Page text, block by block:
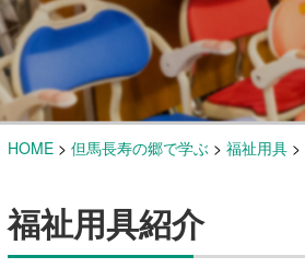
HOME > 但馬長寿の郷で学ぶ > 福祉用具 >
福祉用具紹介